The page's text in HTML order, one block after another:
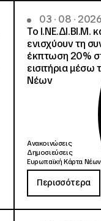
03 · 08 · 2026
Το Ι.ΝΕ.ΔΙ.ΒΙ.Μ.
ενισχύουν τη
έκπτωση 20%
εισιτήρια
Νέων
Ανακοινώσεις
Δημοσιεύσεις
Ευρωπαϊκή Κάρτα Νέων
Περισσότερα